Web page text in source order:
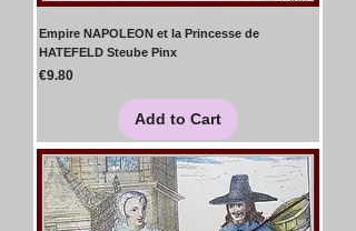
Empire NAPOLEON et la Princesse de
HATEFELD Steube Pinx
Price
€9.80
Add to Cart